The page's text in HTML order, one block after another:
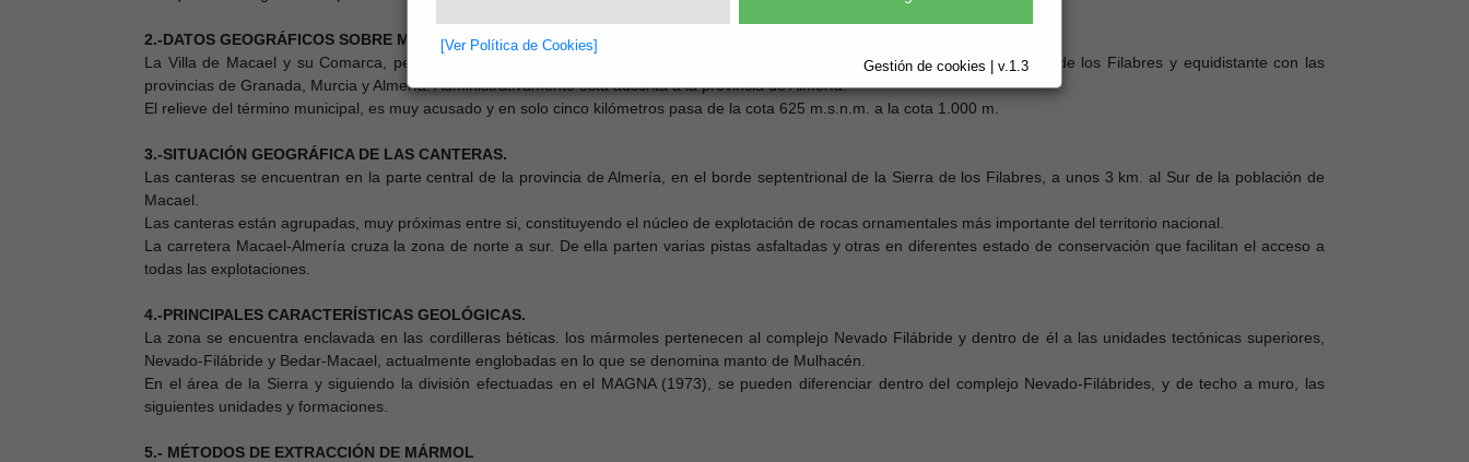
[Ver Política de Cookies]
Gestión de cookies | v.1.3
2.-DATOS GEOGRÁFICOS SOBRE MACAEL.
La Villa de Macael y su Comarca, pertenecen geográficamente a la del Alto Almanzora, situada en la ladera norte de la Sierra de los Filabres y equidistante con las
provincias de Granada, Murcia y Almería. Administrativamente esta adscrita a la provincia de Almería.
El relieve del término municipal, es muy acusado y en solo cinco kilómetros pasa de la cota 625 m.s.n.m. a la cota 1.000 m.
3.-SITUACIÓN GEOGRÁFICA DE LAS CANTERAS.
Las canteras se encuentran en la parte central de la provincia de Almería, en el borde septentrional de la Sierra de los Filabres, a unos 3 km. al Sur de la población de
Macael.
Las canteras están agrupadas, muy próximas entre si, constituyendo el núcleo de explotación de rocas ornamentales más importante del territorio nacional.
La carretera Macael-Almería cruza la zona de norte a sur. De ella parten varias pistas asfaltadas y otras en diferentes estado de conservación que facilitan el acceso a
todas las explotaciones.
4.-PRINCIPALES CARACTERÍSTICAS GEOLÓGICAS.
La zona se encuentra enclavada en las cordilleras béticas. los mármoles pertenecen al complejo Nevado Filábride y dentro de él a las unidades tectónicas superiores,
Nevado-Filábride y Bedar-Macael, actualmente englobadas en lo que se denomina manto de Mulhacén.
En el área de la Sierra y siguiendo la división efectuadas en el MAGNA (1973), se pueden diferenciar dentro del complejo Nevado-Filábrides, y de techo a muro, las
siguientes unidades y formaciones.
5.- MÉTODOS DE EXTRACCIÓN DE MÁRMOL